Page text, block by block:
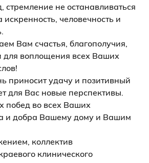
не останавливаться
искренность, человечность и
Вам счастья, благополучия,
для воплощения всех Ваших
приносит удачу и позитивный
для Вас новые перспективы.
побед во всех Ваших
и добра Вашему дому и Вашим
коллектив
клинического